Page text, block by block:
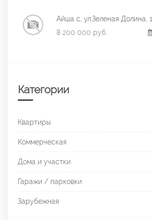
Айша с, ул.Зеленая Долина, 1
8 200 000 руб.
Категории
Квартиры
Коммерческая
Дома и участки
Гаражи / парковки
Зарубежная